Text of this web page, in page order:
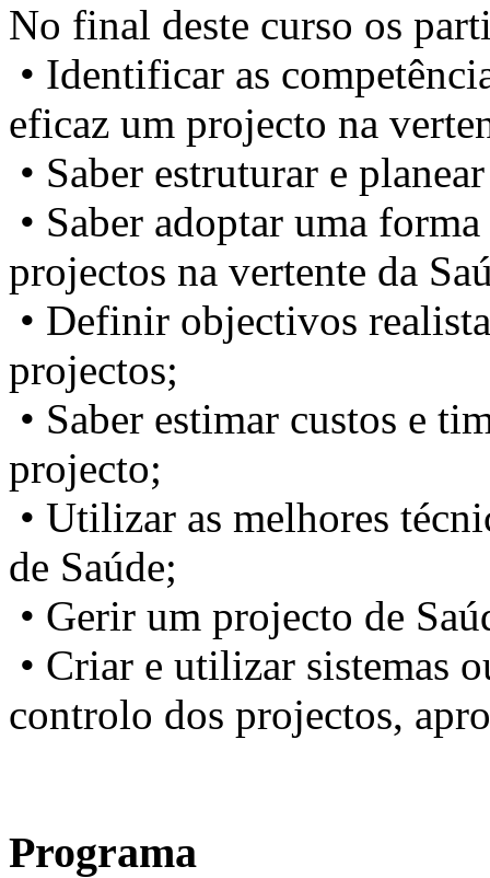
No final deste curso os
• Identificar as
eficaz um projecto na
• Saber estruturar e
• Saber adoptar uma
projectos na vertente da
• Definir objectivos
projectos;
• Saber estimar custos e
projecto;
• Utilizar as melhores
de Saúde;
• Gerir um projecto de
• Criar e utilizar sistemas
controlo dos projectos,
Programa